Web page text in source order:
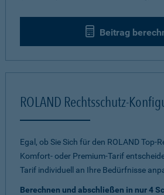
Beitrag
ROLAND Rechtsschutz-
Egal, ob Sie Sich für den ROLAND Top-
Komfort- oder Premium-Tarif
Tarif individuell an Ihre Bedürfnisse
Berechnen und abschließen in nur 4